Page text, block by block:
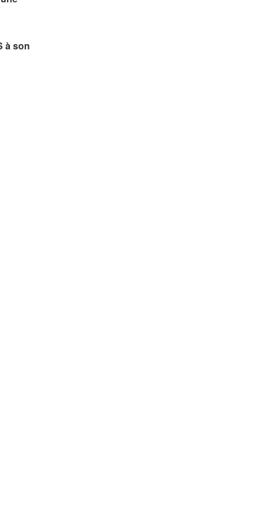
à son